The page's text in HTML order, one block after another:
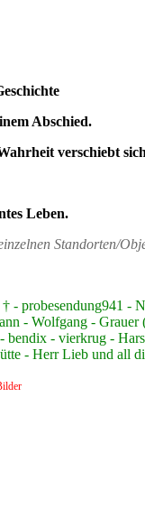
Abschied.
verschiebt
Leben.
Standorten/
-
- Wolfgang - Grauer
- vierkrug -
- Herr Lieb und all